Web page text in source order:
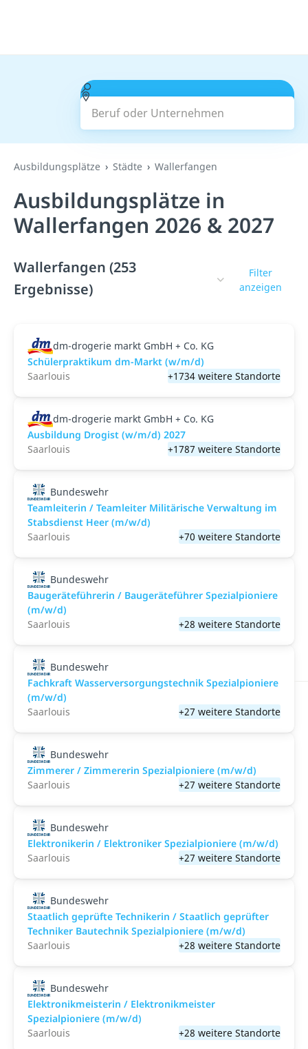
Beruf oder Unternehmen
Suchen
Ausbildungsplätze Städte Wallerfangen
Ausbildungsplätze in
Wallerfangen 2026 & 2027
Wallerfangen (253
Ergebnisse)
Filter
anzeigen
dm-drogerie markt GmbH + Co. KG
Schülerpraktikum dm-Markt (w/m/d)
Saarlouis
+1734 weitere Standorte
dm-drogerie markt GmbH + Co. KG
Ausbildung Drogist (w/m/d) 2027
Saarlouis
+1787 weitere Standorte
Bundeswehr
Teamleiterin / Teamleiter Militärische Verwaltung im
Stabsdienst Heer (m/w/d)
Saarlouis
+70 weitere Standorte
Bundeswehr
Baugeräteführerin / Baugeräteführer Spezialpioniere
(m/w/d)
Saarlouis
+28 weitere Standorte
Bundeswehr
Fachkraft Wasserversorgungstechnik Spezialpioniere
(m/w/d)
Saarlouis
+27 weitere Standorte
Bundeswehr
Zimmerer / Zimmererin Spezialpioniere (m/w/d)
Saarlouis
+27 weitere Standorte
Bundeswehr
Elektronikerin / Elektroniker Spezialpioniere (m/w/d)
Saarlouis
+27 weitere Standorte
Bundeswehr
Staatlich geprüfte Technikerin / Staatlich geprüfter
Techniker Bautechnik Spezialpioniere (m/w/d)
Saarlouis
+28 weitere Standorte
Bundeswehr
Elektronikmeisterin / Elektronikmeister
Spezialpioniere (m/w/d)
Saarlouis
+28 weitere Standorte